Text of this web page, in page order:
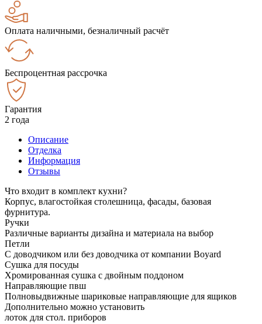
Оплата наличными, безналичный расчёт
Беспроцентная рассрочка
Гарантия
2 года
Описание
Отделка
Информация
Отзывы
Что входит в комплект кухни?
Корпус, влагостойкая столешница, фасады, базовая
фурнитура.
Ручки
Различные варианты дизайна и материала на выбор
Петли
С доводчиком или без доводчика от компании Boyard
Сушка для посуды
Хромированная сушка с двойным поддоном
Направляющие пвш
Полновыдвижные шариковые направляющие для ящиков
Дополнительно можно установить
лоток для стол. приборов